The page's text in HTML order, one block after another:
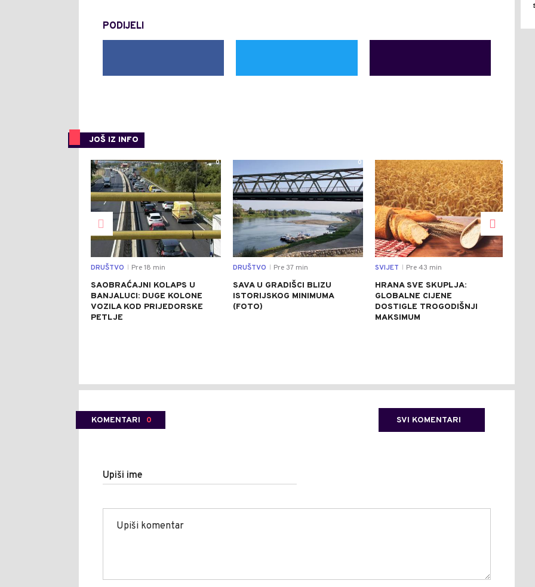
PODIJELI
JOŠ IZ INFO
0
DRUŠTVO Pre 18 min
SAOBRAĆAJNI KOLAPS U
BANJALUCI: DUGE KOLONE
VOZILA KOD PRIJEDORSKE
PETLJE
0
DRUŠTVO Pre 37 min
SAVA U GRADIŠCI BLIZU
ISTORIJSKOG MINIMUMA
(FOTO)
0
SVIJET Pre 43 min
HRANA SVE SKUPLJA:
GLOBALNE CIJENE
DOSTIGLE TROGODIŠNJI
MAKSIMUM
KOMENTARI 0 SVI KOMENTARI
Upiši ime